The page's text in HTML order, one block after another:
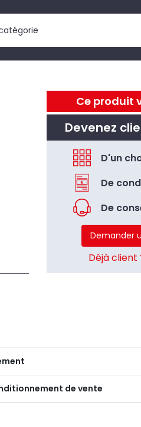
Ce produit
Devenez
D'un
De
De
Demander
Déjà
de vente